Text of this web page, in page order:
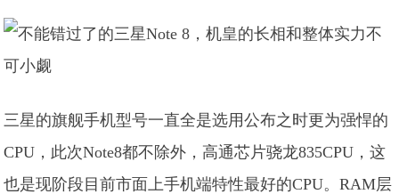
三星的旗舰手机型号一直全是选用公布之时更为强悍的
CPU，此次Note8都不除外，高通芯片骁龙835CPU，这
也是现阶段目前市面上手机端特性最好的CPU。RAM层